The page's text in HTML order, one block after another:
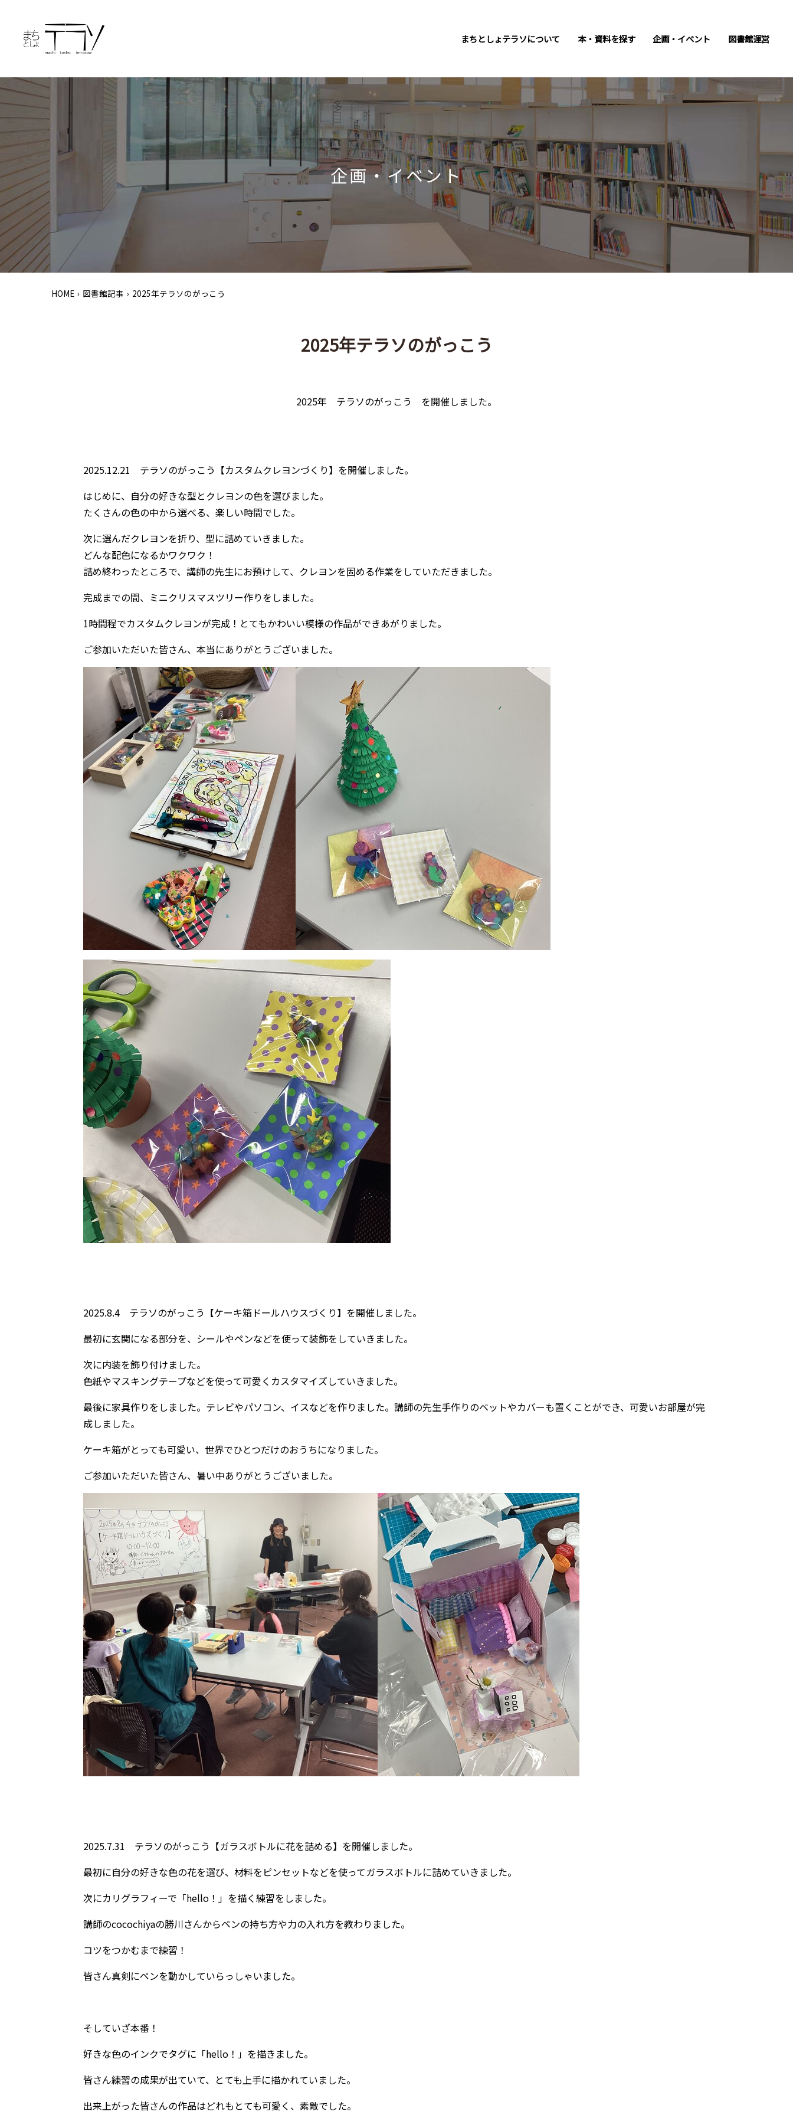
まちとしょテラソについて 本・資料を探す 企画・イベント 図書館運営
企画・イベント
HOME › 図書館記事 › 2025年テラソのがっこう
2025年テラソのがっこう
2025年 テラソのがっこう を開催しました。
2025.12.21 テラソのがっこう【カスタムクレヨンづくり】を開催しました。
はじめに、自分の好きな型とクレヨンの色を選びました。
たくさんの色の中から選べる、楽しい時間でした。
次に選んだクレヨンを折り、型に詰めていきました。
どんな配色になるかワクワク！
詰め終わったところで、講師の先生にお預けして、クレヨンを固める作業をしていただきました。
完成までの間、ミニクリスマスツリー作りをしました。
1時間程でカスタムクレヨンが完成！とてもかわいい模様の作品ができあがりました。
ご参加いただいた皆さん、本当にありがとうございました。
2025.8.4 テラソのがっこう【ケーキ箱ドールハウスづくり】を開催しました。
最初に玄関になる部分を、シールやペンなどを使って装飾をしていきました。
次に内装を飾り付けました。
色紙やマスキングテープなどを使って可愛くカスタマイズしていきました。
最後に家具作りをしました。テレビやパソコン、イスなどを作りました。講師の先生手作りのベットやカバーも置くことができ、可愛いお部屋が完
成しました。
ケーキ箱がとっても可愛い、世界でひとつだけのおうちになりました。
ご参加いただいた皆さん、暑い中ありがとうございました。
2025.7.31 テラソのがっこう【ガラスボトルに花を詰める】を開催しました。
最初に自分の好きな色の花を選び、材料をピンセットなどを使ってガラスボトルに詰めていきました。
次にカリグラフィーで「hello！」を描く練習をしました。
講師のcocochiyaの勝川さんからペンの持ち方や力の入れ方を教わりました。
コツをつかむまで練習！
皆さん真剣にペンを動かしていらっしゃいました。
そしていざ本番！
好きな色のインクでタグに「hello！」を描きました。
皆さん練習の成果が出ていて、とても上手に描かれていました。
出来上がった皆さんの作品はどれもとても可愛く、素敵でした。